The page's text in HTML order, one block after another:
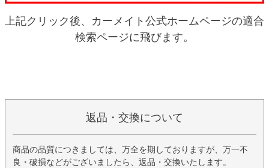
上記クリック後、カーメイト公式ホームページの適合
検索ページに飛びます。
返品・交換について
商品の品質につきましては、万全を期しておりますが、万一不
良・破損などがございましたら、返品・交換いたします。